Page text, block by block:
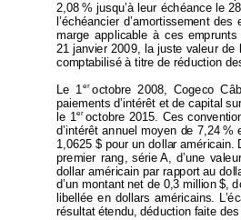
2,08 % jusqu’à leur échéance le
l’échéancier d’amortissement des
marge applicable à ces emprunts
21 janvier 2009, la juste valeur de l
comptabilisé à titre de réduction
Le 1 er octobre 2008, Cogeco
paiements d’intérêt et de capital sur
le 1 er octobre 2015. Ces
d’intérêt annuel moyen de 7,24 %
1,0625 $ pour un dollar américain.
premier rang, série A, d’une
dollar américain par rapport au
d’un montant net de 0,3 million $,
libellée en dollars américains.
résultat étendu, déduction faite des